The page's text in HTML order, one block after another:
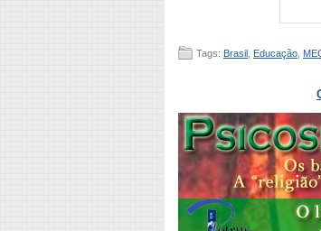
Tags: Brasil Educação